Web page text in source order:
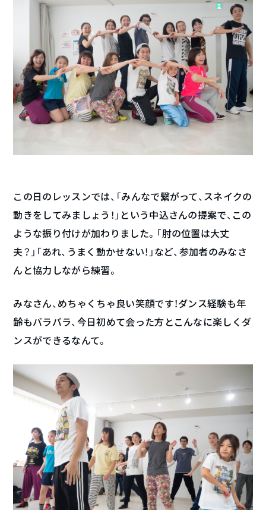
この日のレッスンでは、「みんなで繋がって、スネイクの
動きをしてみましょう！」という中込さんの提案で、この
ような振り付けが加わりました。「肘の位置は大丈
夫？」「あれ、うまく動かせない！」など、参加者のみなさ
んと協力しながら練習。
みなさん、めちゃくちゃ良い笑顔です！ダンス経験も年
齢もバラバラ、今日初めて会った方とこんなに楽しくダ
ンスができるなんて。